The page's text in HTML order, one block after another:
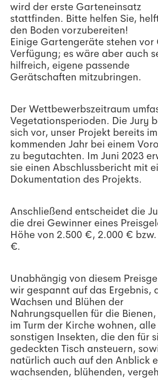
wird der erste Garteneinsatz
stattfinden. Bitte helfen Sie,
den Boden vorzubereiten!
Einige Gartengeräte stehen vor
Verfügung; es wäre aber auch
hilfreich, eigene passende
Gerätschaften mitzubringen.
Der Wettbewerbszeitraum
Vegetationsperioden. Die Jury
sich vor, unser Projekt bereits im
kommenden Jahr bei einem
zu begutachten. Im Juni 2023
sie einen Abschlussbericht mit
Dokumentation des Projekts.
Anschließend entscheidet die
die drei Gewinner eines
Höhe von 2.500 €, 2.000 €
€.
Unabhängig von diesem
wir gespannt auf das Ergebnis,
Wachsen und Blühen der
Nahrungsquellen für die
im Turm der Kirche wohnen, alle
sonstigen Insekten, die den für
gedeckten Tisch ansteuern,
natürlich auch auf den Anblick
wachsenden, blühenden,